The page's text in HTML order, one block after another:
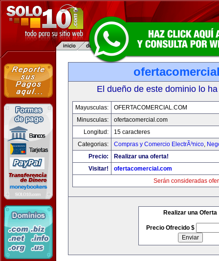
El dueño de este dominio lo
Mayusculas:
OFERTACOMERCIAL.COM
Minusculas:
ofertacomercial.com
Longitud:
15 caracteres
Categorias:
Compras y Comercio ElectrÃ³nico,
Precio:
Realizar una oferta!
Visitar!
ofertacomercial.com
Serán consideradas
Realizar una Oferta
Precio Ofrecido $